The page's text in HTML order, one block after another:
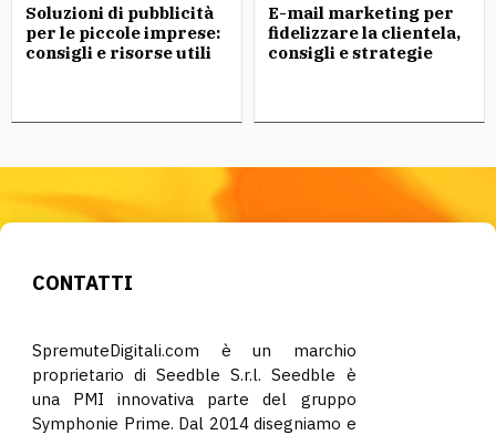
Soluzioni di pubblicità
per le piccole imprese:
consigli e risorse utili
E-mail marketing per
fidelizzare la clientela,
consigli e strategie
CONTATTI
SpremuteDigitali.com è un marchio
proprietario di Seedble S.r.l. Seedble è
una PMI innovativa parte del gruppo
Symphonie Prime. Dal 2014 disegniamo e